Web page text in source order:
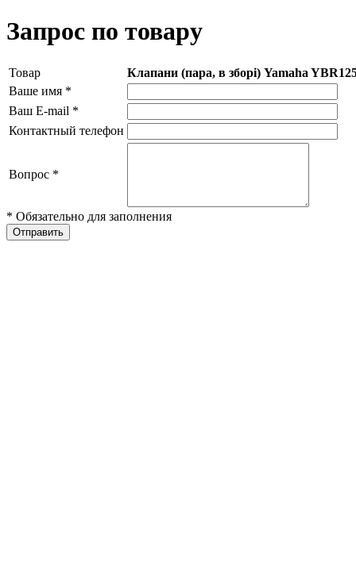
Запрос по товару
Товар
Клапани (пара, в зборі) Yamaha
Ваше имя *
Ваш E-mail *
Контактный телефон
Вопрос *
* Обязательно для заполнения
Отправить